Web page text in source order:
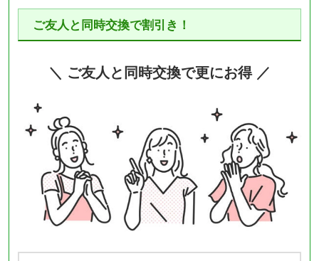
ご友人と同時交換で割引き！
＼ ご友人と同時交換で更にお得 ／